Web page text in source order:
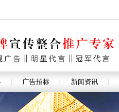
广告招标 新闻资讯